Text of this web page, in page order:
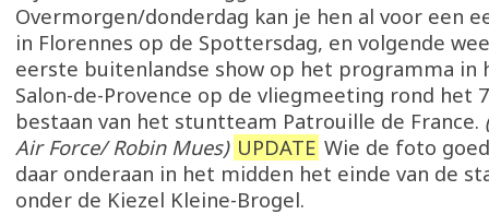
Overmorgen/donderdag kan je hen al voor een
in Florennes op de Spottersdag, en volgende
eerste buitenlandse show op het programma in
Salon-de-Provence op de vliegmeeting rond het
bestaan van het stuntteam Patrouille de France.
Air Force/ Robin Mues) UPDATE Wie de foto
daar onderaan in het midden het einde van de
onder de Kiezel Kleine-Brogel.